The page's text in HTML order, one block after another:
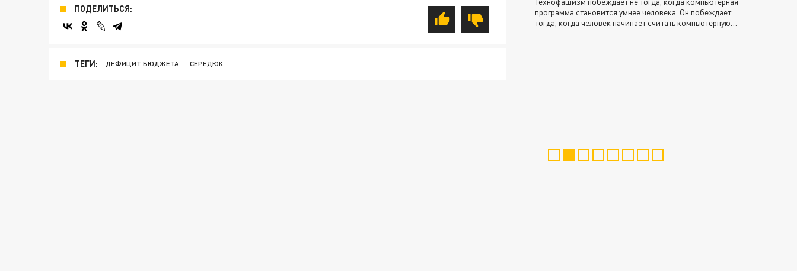
ПОДЕЛИТЬСЯ:
ТЕГИ: ДЕФИЦИТ БЮДЖЕТА СЕРЕДЮК
программа становится умнее человека. Он побеждает
тогда, когда человек начинает считать компьютерную